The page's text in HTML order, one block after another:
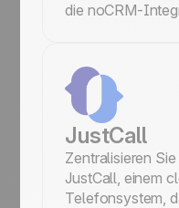
die noCRM-
JustCall
Zentralisieren
JustCall, einem
Telefonsystem,